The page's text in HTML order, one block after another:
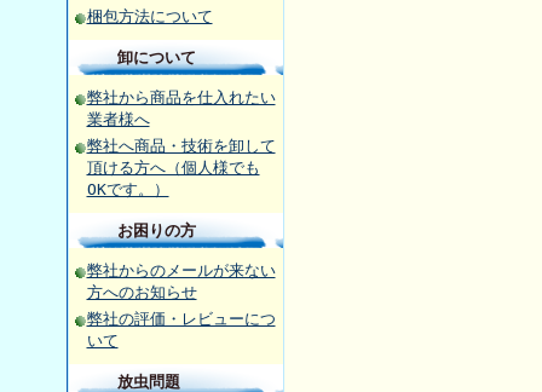
梱包方法について
卸について
弊社から商品を仕入れたい
業者様へ
弊社へ商品・技術を卸して
頂ける方へ（個人様でも
OKです。）
お困りの方
弊社からのメールが来ない
方へのお知らせ
弊社の評価・レビューにつ
いて
放虫問題